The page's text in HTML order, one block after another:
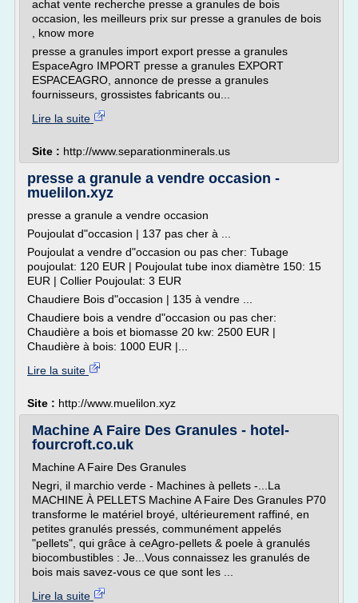
achat vente recherche presse a granules de bois
occasion, les meilleurs prix sur presse a granules de bois
, know more
presse a granules import export presse a granules
EspaceAgro IMPORT presse a granules EXPORT
ESPACEAGRO, annonce de presse a granules
fournisseurs, grossistes fabricants ou...
Lire la suite
Site : http://www.separationminerals.us
presse a granule a vendre occasion -
muelilon.xyz
presse a granule a vendre occasion
Poujoulat d"occasion | 137 pas cher à ...
Poujoulat a vendre d"occasion ou pas cher: Tubage
poujoulat: 120 EUR | Poujoulat tube inox diamètre 150: 15
EUR | Collier Poujoulat: 3 EUR
Chaudiere Bois d"occasion | 135 à vendre ...
Chaudiere bois a vendre d"occasion ou pas cher:
Chaudière a bois et biomasse 20 kw: 2500 EUR |
Chaudière à bois: 1000 EUR |...
Lire la suite
Site : http://www.muelilon.xyz
Machine A Faire Des Granules - hotel-
fourcroft.co.uk
Machine A Faire Des Granules
Negri, il marchio verde - Machines à pellets -...La
MACHINE À PELLETS Machine A Faire Des Granules P70
transforme le matériel broyé, ultérieurement raffiné, en
petites granulés pressés, communément appelés
"pellets", qui grâce à ceAgro-pellets & poele à granulés
biocombustibles : Je...Vous connaissez les granulés de
bois mais savez-vous ce que sont les ...
Lire la suite